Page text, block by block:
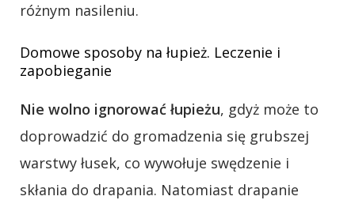
różnym nasileniu.
Domowe sposoby na łupież. Leczenie i
zapobieganie
Nie wolno ignorować łupieżu, gdyż może to
doprowadzić do gromadzenia się grubszej
warstwy łusek, co wywołuje swędzenie i
skłania do drapania. Natomiast drapanie